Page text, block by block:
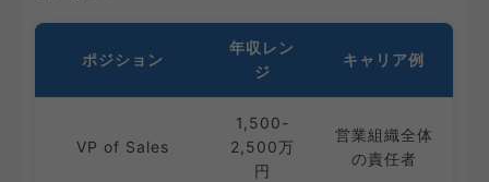
ポジション
年収レン
ジ
キャリア例
VP of Sales
1,500-
2,500万
円
営業組織全体
の責任者